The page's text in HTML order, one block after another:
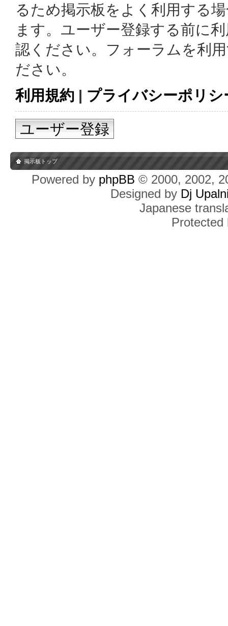
るため掲示板をよく利用する
ます。ユーザー登録する前に
認ください。フォーラムを利
ださい。
利用規約 | プライバシーポリシ
ユーザー登録
掲示板トップ
Powered by phpBB © 2000, 2002,
Designed by Dj
Japanese